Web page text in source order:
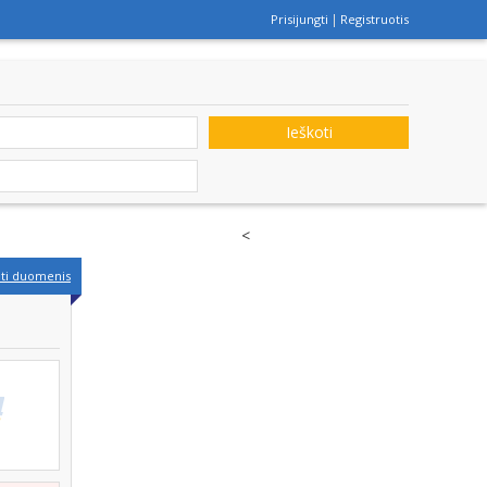
Prisijungti Registruotis
Ieškoti
duomenis
<